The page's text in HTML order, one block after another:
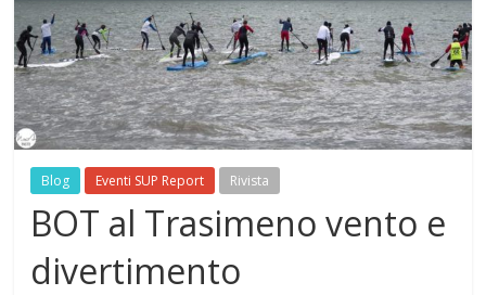
Blog Eventi SUP Report Rivista
BOT al Trasimeno vento e
divertimento